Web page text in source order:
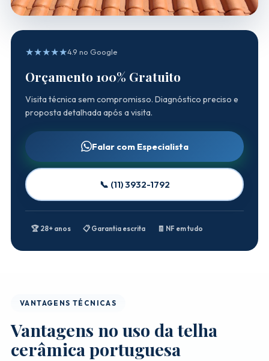
★★★★★4.9 no Google
Orçamento 100% Gratuito
Visita técnica sem compromisso. Diagnóstico preciso e
proposta detalhada após a visita.
Falar com Especialista
📞 (11) 3932-1792
🏆 28+ anos 📋 Garantia escrita 🧾 NF em tudo
VANTAGENS TÉCNICAS
Vantagens no uso da telha
cerâmica portuguesa